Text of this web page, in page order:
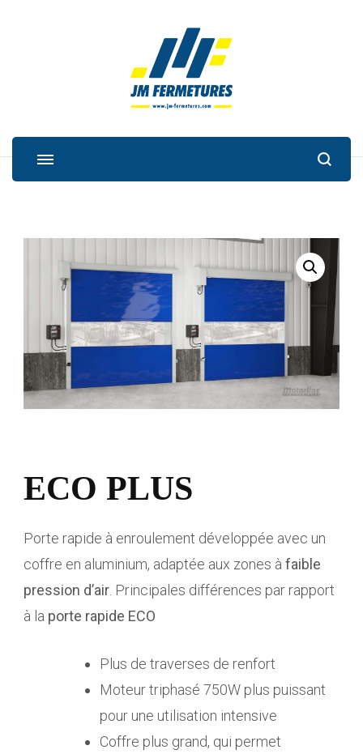
JM Fermetures
ECO PLUS
Porte rapide à enroulement développée avec un
coffre en aluminium, adaptée aux zones à faible
pression d’air . Principales différences par rapport
à la porte rapide ECO
Plus de traverses de renfort
Moteur triphasé 750W plus puissant
pour une utilisation intensive
Coffre plus grand, qui permet